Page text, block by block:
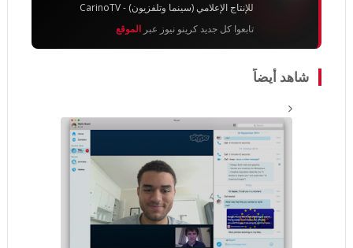
للإنتاج الإعلامي (سينما وتلفزيون) - CarinoTV
تابعوا كل جديد كرينو نيوز عبر الموقع
شاهد أيضاً